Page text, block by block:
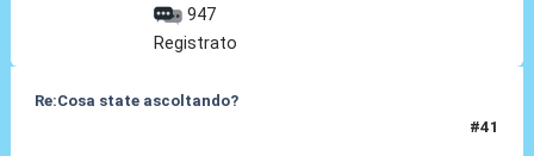
947
Registrato
Re:Cosa state ascoltando?
#41